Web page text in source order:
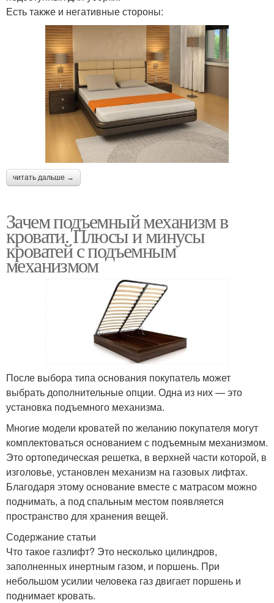
Есть также и негативные стороны:
читать дальше →
Зачем подъемный механизм в
кровати. Плюсы и минусы
кроватей с подъемным
механизмом
После выбора типа основания покупатель может
выбрать дополнительные опции. Одна из них — это
установка подъемного механизма.
Многие модели кроватей по желанию покупателя могут
комплектоваться основанием с подъемным механизмом.
Это ортопедическая решетка, в верхней части которой, в
изголовье, установлен механизм на газовых лифтах.
Благодаря этому основание вместе с матрасом можно
поднимать, а под спальным местом появляется
пространство для хранения вещей.
Содержание статьи
Что такое газлифт? Это несколько цилиндров,
заполненных инертным газом, и поршень. При
небольшом усилии человека газ двигает поршень и
поднимает кровать.